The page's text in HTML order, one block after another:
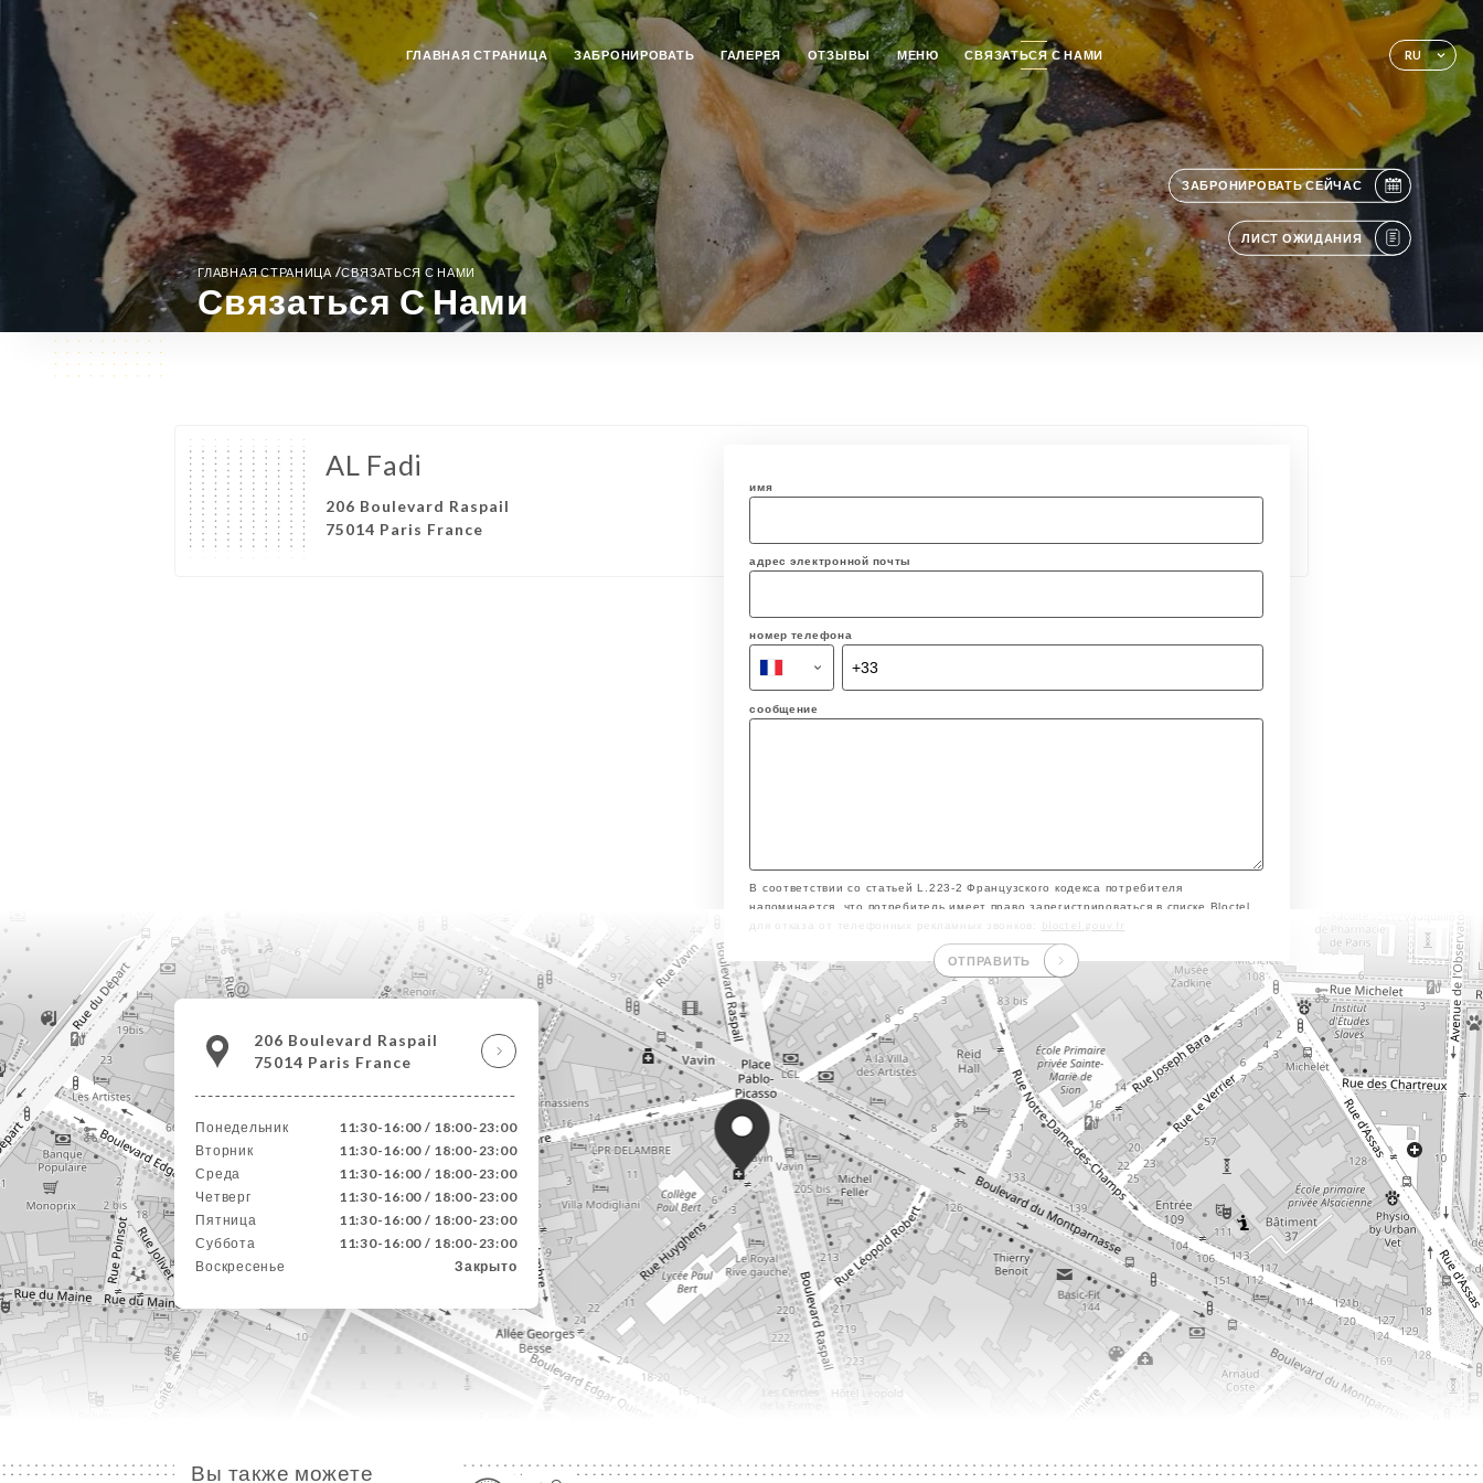
RU
ГЛАВНАЯ СТРАНИЦА ЗАБРОНИРОВАТЬ ГАЛЕРЕЯ ОТЗЫВЫ МЕНЮ СВЯЗАТЬСЯ С НАМИ
ЗАБРОНИРОВАТЬ СЕЙЧАС
ЛИСТ ОЖИДАНИЯ
ГЛАВНАЯ СТРАНИЦА /СВЯЗАТЬСЯ С НАМИ
Связаться С Нами
AL Fadi
206 Boulevard Raspail
75014 Paris France
имя
адрес электронной почты
номер телефона
сообщение
В соответствии со статьей L.223-2 Французского кодекса потребителя
напоминается, что потребитель имеет право зарегистрироваться в списке Bloctel
для отказа от телефонных рекламных звонков:
bloctel.gouv.fr
ОТПРАВИТЬ
206 Boulevard Raspail
75014 Paris France
Понедельник
11:30-16:00 / 18:00-23:00
Вторник
11:30-16:00 / 18:00-23:00
Среда
11:30-16:00 / 18:00-23:00
Четверг
11:30-16:00 / 18:00-23:00
Пятница
11:30-16:00 / 18:00-23:00
Суббота
11:30-16:00 / 18:00-23:00
Воскресенье
Закрыто
Вы также можете